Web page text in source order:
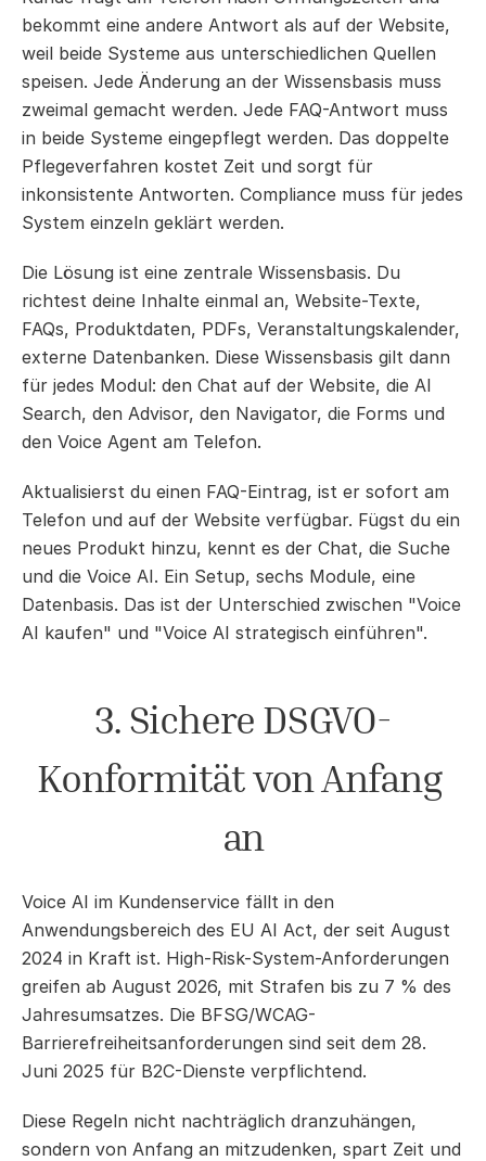
bekommt eine andere Antwort als auf der Website,
weil beide Systeme aus unterschiedlichen Quellen
speisen. Jede Änderung an der Wissensbasis muss
zweimal gemacht werden. Jede FAQ-Antwort muss
in beide Systeme eingepflegt werden. Das doppelte
Pflegeverfahren kostet Zeit und sorgt für
inkonsistente Antworten. Compliance muss für jedes
System einzeln geklärt werden.
Die Lösung ist eine zentrale Wissensbasis. Du
richtest deine Inhalte einmal an, Website-Texte,
FAQs, Produktdaten, PDFs, Veranstaltungskalender,
externe Datenbanken. Diese Wissensbasis gilt dann
für jedes Modul: den Chat auf der Website, die AI
Search, den Advisor, den Navigator, die Forms und
den Voice Agent am Telefon.
Aktualisierst du einen FAQ-Eintrag, ist er sofort am
Telefon und auf der Website verfügbar. Fügst du ein
neues Produkt hinzu, kennt es der Chat, die Suche
und die Voice AI. Ein Setup, sechs Module, eine
Datenbasis. Das ist der Unterschied zwischen "Voice
AI kaufen" und "Voice AI strategisch einführen".
3. Sichere DSGVO-
Konformität von Anfang
an
Voice AI im Kundenservice fällt in den
Anwendungsbereich des EU AI Act, der seit August
2024 in Kraft ist. High-Risk-System-Anforderungen
greifen ab August 2026, mit Strafen bis zu 7 % des
Jahresumsatzes. Die BFSG/WCAG-
Barrierefreiheitsanforderungen sind seit dem 28.
Juni 2025 für B2C-Dienste verpflichtend.
Diese Regeln nicht nachträglich dranzuhängen,
sondern von Anfang an mitzudenken, spart Zeit und